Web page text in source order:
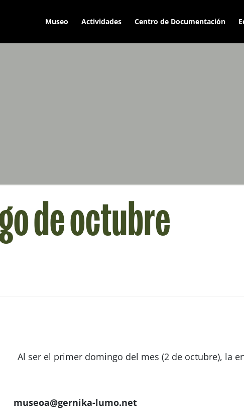
Museo Actividades Centro de Documentación
de octubre
Al ser el primer domingo del mes (2 de octubre), la
museoa@gernika-lumo.net